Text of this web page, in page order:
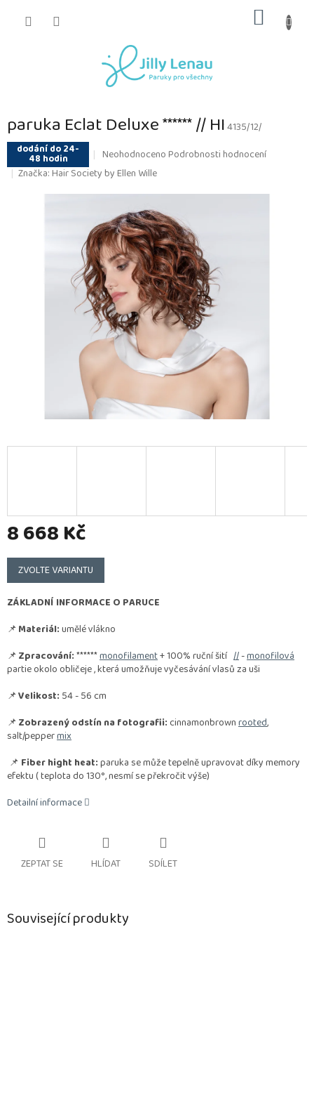
KOŠÍK
paruka Eclat Deluxe ****** // HI4135/12/
dodání do 24-
48 hodin
Průměrné
hodnocení
produktu
je
z
5
hvězdiček.
NeohodnocenoPodrobnosti hodnocení
Značka:Hair Society by Ellen Wille
8 668 Kč
Měrná
cena:
ZVOLTE VARIANTU
ZÁKLADNÍ INFORMACE O PARUCE
📌Materiál:umělé vlákno
📌Zpracování:******monofilament+ 100% ruční šití //-monofilová
partie okolo obličeje , která umožňuje vyčesávání vlasů za uši
📌Velikost: 54 - 56 cm
📌Zobrazený odstín na fotografii: cinnamonbrownrooted,
salt/peppermix
📌 Fiber hight heat:paruka se může tepelně upravovat díky memory
efektu ( teplota do 130°, nesmí se překročit výše)
Detailní informace
ZEPTAT SE HLÍDAT SDÍLET
Související produkty